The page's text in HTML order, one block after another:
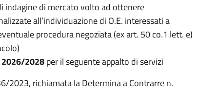
indagine di mercato volto ad ottenere
all’individuazione di O.E. interessati a
procedura negoziata (ex art. 50 co.1 lett. e)
2028per il seguente appalto di servizi
2023, richiamata la Determina a Contrarre n.